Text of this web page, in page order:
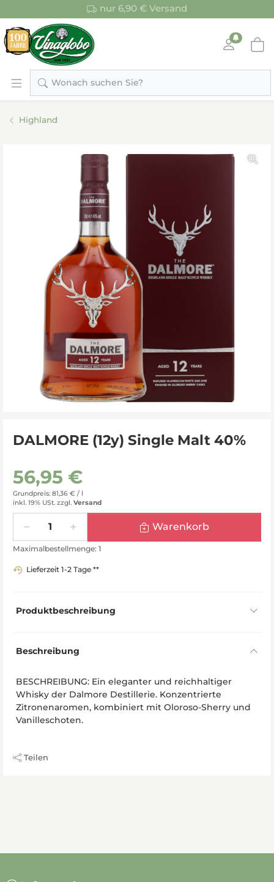
nur 6,90 € Versand
Wonach suchen Sie?
Highland
DALMORE (12y) Single Malt 40%
56,95 €
Grundpreis: 81,36 € / l
inkl. 19% USt. zzgl. Versand
Warenkorb
Maximalbestellmenge: 1
Lieferzeit 1-2 Tage **
Produktbeschreibung
Beschreibung
BESCHREIBUNG: Ein eleganter und reichhaltiger
Whisky der Dalmore Destillerie. Konzentrierte
Zitronenaromen, kombiniert mit Oloroso-Sherry und
Vanilleschoten.
Teilen